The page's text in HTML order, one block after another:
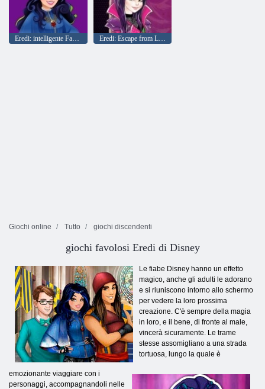
Eredi: intelligente Fashion Eredi: Escape from Lost Island
Giochi online Tutto giochi discendenti
giochi favolosi Eredi di Disney
Le fiabe Disney hanno un effetto
magico, anche gli adulti le adorano
e si riuniscono intorno allo schermo
per vedere la loro prossima
creazione. C'è sempre della magia
in loro, e il bene, di fronte al male,
vincerà sicuramente. Le trame
stesse assomigliano a una strada
tortuosa, lungo la quale è
emozionante viaggiare con i
personaggi, accompagnandoli nelle